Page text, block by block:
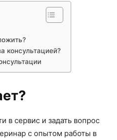
консультацией?
в сервис и задать вопрос
с опытом работы в